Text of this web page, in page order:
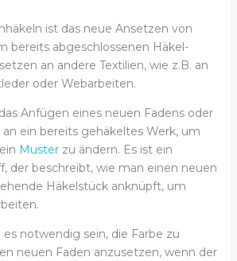
ist das neue Ansetzen von
bereits abgeschlossenen Häkel-
an andere Textilien, wie z.B. an
oder Webarbeiten.
Anfügen eines neuen Fadens oder
ein bereits gehäkeltes Werk, um
Musterzu ändern. Es ist ein
der beschreibt, wie man einen neuen
Häkelstück anknüpft, um
notwendig sein, die Farbe zu
neuen Faden anzusetzen, wenn der